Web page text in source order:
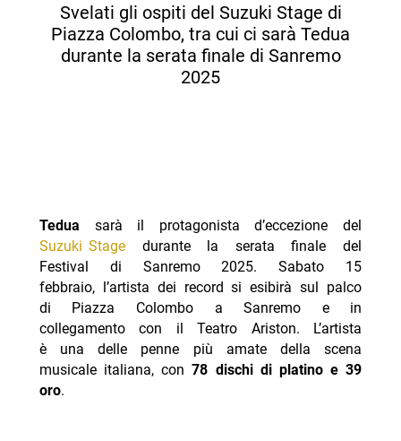
Svelati gli ospiti del Suzuki Stage di
Piazza Colombo, tra cui ci sarà Tedua
durante la serata finale di Sanremo
2025
Tedua sarà il protagonista d’eccezione del
Suzuki Stagedurante la serata finale del
Festival di Sanremo 2025. Sabato 15
febbraio, l’artista dei record si esibirà sul palco
di Piazza Colombo a Sanremo e in
collegamento con il Teatro Ariston. L’artista
è una delle penne più amate della scena
musicale italiana, con78 dischi di platino e 39
oro.